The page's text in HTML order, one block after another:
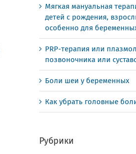
Мягкая мануальная
детей с рождения,
особенно для
PRP-терапия или
позвоночника или
Боли шеи у беременных
Как убрать головные
Рубрики